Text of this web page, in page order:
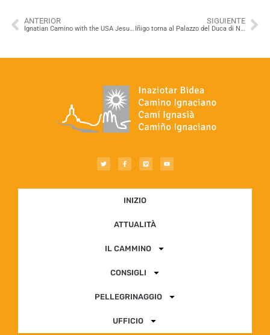
ANTERIOR
Ignatian Camino with the USA Jesuit Universities
SIGUIENTE
Iñigo torna al Palazzo del Duca di Nájera a Navarrete!
INIZIO
ATTUALITÀ
IL CAMMINO
CONSIGLI
PELLEGRINAGGIO
UFFICIO